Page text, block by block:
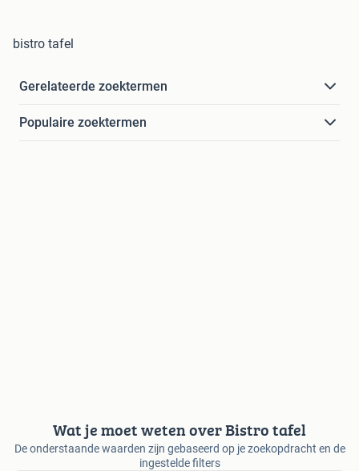
bistro tafel
Gerelateerde zoektermen
Populaire zoektermen
Wat je moet weten over Bistro tafel
De onderstaande waarden zijn gebaseerd op je zoekopdracht en de
ingestelde filters